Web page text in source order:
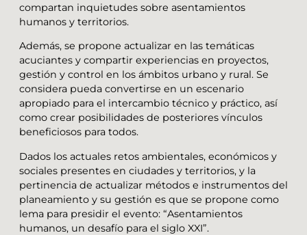
compartan inquietudes sobre asentamientos
humanos y territorios.
Además, se propone actualizar en las temáticas
acuciantes y compartir experiencias en proyectos,
gestión y control en los ámbitos urbano y rural. Se
considera pueda convertirse en un escenario
apropiado para el intercambio técnico y práctico, así
como crear posibilidades de posteriores vínculos
beneficiosos para todos.
Dados los actuales retos ambientales, económicos y
sociales presentes en ciudades y territorios, y la
pertinencia de actualizar métodos e instrumentos del
planeamiento y su gestión es que se propone como
lema para presidir el evento: “Asentamientos
humanos, un desafío para el siglo XXI”.